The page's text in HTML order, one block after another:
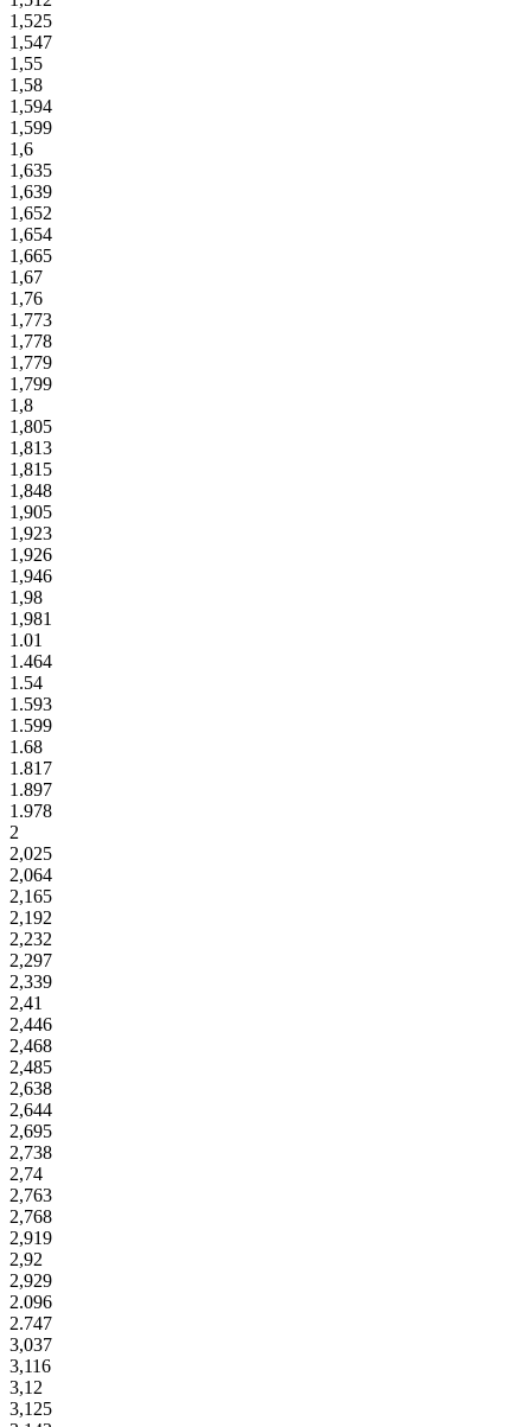
1,525
1,547
1,55
1,58
1,594
1,599
1,6
1,635
1,639
1,652
1,654
1,665
1,67
1,76
1,773
1,778
1,779
1,799
1,8
1,805
1,813
1,815
1,848
1,905
1,923
1,926
1,946
1,98
1,981
1.01
1.464
1.54
1.593
1.599
1.68
1.817
1.897
1.978
2
2,025
2,064
2,165
2,192
2,232
2,297
2,339
2,41
2,446
2,468
2,485
2,638
2,644
2,695
2,738
2,74
2,763
2,768
2,919
2,92
2,929
2.096
2.747
3,037
3,116
3,12
3,125